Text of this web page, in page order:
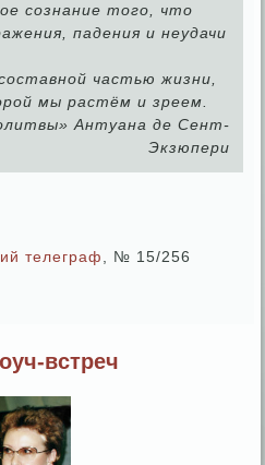
сознание того, что
падения и неудачи
частью жизни,
мы растём и зреем.
Антуана де Сент-
Экзюпери
телеграф, № 15/256
встреч